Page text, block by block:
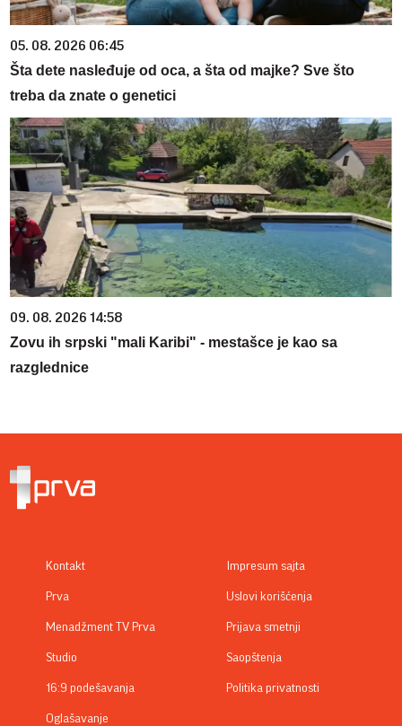
05. 08. 2026 06:45
Šta dete nasleđuje od oca, a šta od majke? Sve što
treba da znate o genetici
09. 08. 2026 14:58
Zovu ih srpski "mali Karibi" - mestašce je kao sa
razglednice
Kontakt
Prva
Menadžment TV Prva
Studio
16:9 podešavanja
Oglašavanje
Impresum sajta
Uslovi korišćenja
Prijava smetnji
Saopštenja
Politika privatnosti